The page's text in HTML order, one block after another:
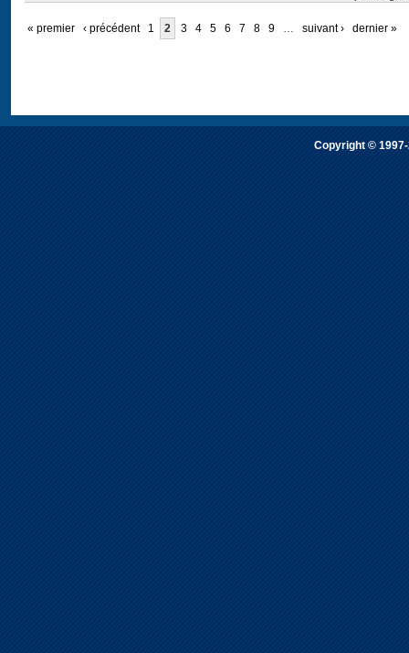
« premier ‹ précédent 1 2 3 4 5 6 7 8 9 … suivant › dernier »
Copyright ©